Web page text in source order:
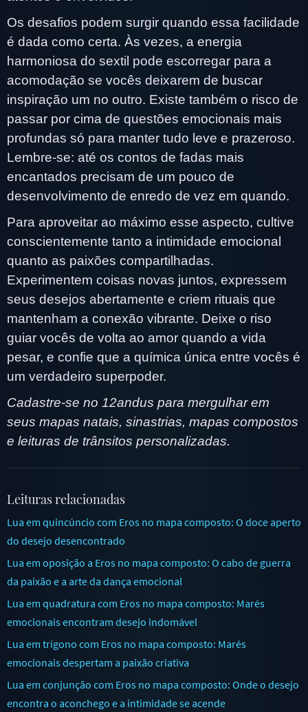
Os desafios podem surgir quando essa facilidade
é dada como certa. Às vezes, a energia
harmoniosa do sextil pode escorregar para a
acomodação se vocês deixarem de buscar
inspiração um no outro. Existe também o risco de
passar por cima de questões emocionais mais
profundas só para manter tudo leve e prazeroso.
Lembre-se: até os contos de fadas mais
encantados precisam de um pouco de
desenvolvimento de enredo de vez em quando.
Para aproveitar ao máximo esse aspecto, cultive
conscientemente tanto a intimidade emocional
quanto as paixões compartilhadas.
Experimentem coisas novas juntos, expressem
seus desejos abertamente e criem rituais que
mantenham a conexão vibrante. Deixe o riso
guiar vocês de volta ao amor quando a vida
pesar, e confie que a química única entre vocês é
um verdadeiro superpoder.
Cadastre-se no 12andus para mergulhar em
seus mapas natais, sinastrias, mapas compostos
e leituras de trânsitos personalizadas.
Leituras relacionadas
Lua em quincúncio com Eros no mapa composto: O doce aperto
do desejo desencontrado
Lua em oposição a Eros no mapa composto: O cabo de guerra
da paixão e a arte da dança emocional
Lua em quadratura com Eros no mapa composto: Marés
emocionais encontram desejo indomável
Lua em trígono com Eros no mapa composto: Marés
emocionais despertam a paixão criativa
Lua em conjunção com Eros no mapa composto: Onde o desejo
encontra o aconchego e a intimidade se acende